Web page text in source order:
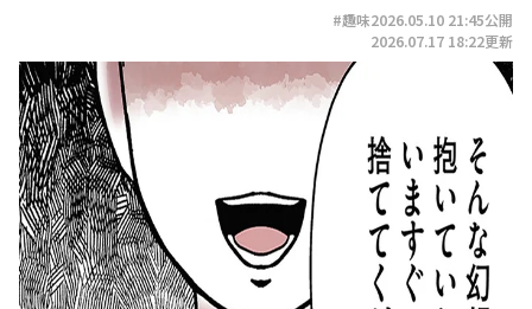
#趣味2026.05.10 21:45公開
2026.07.17 18:22更新